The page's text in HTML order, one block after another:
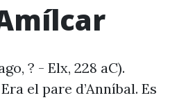
? - Elx, 228 aC).
el pare d’Anníbal. Es